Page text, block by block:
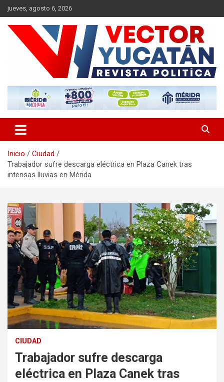
Saltar
al
contenido
jueves, agosto 6, 2026
Vector Yucatán
Inicio
Ciudad
Trabajador sufre descarga eléctrica en Plaza Canek tras
intensas lluvias en Mérida
CIUDAD
Trabajador sufre descarga
eléctrica en Plaza Canek tras